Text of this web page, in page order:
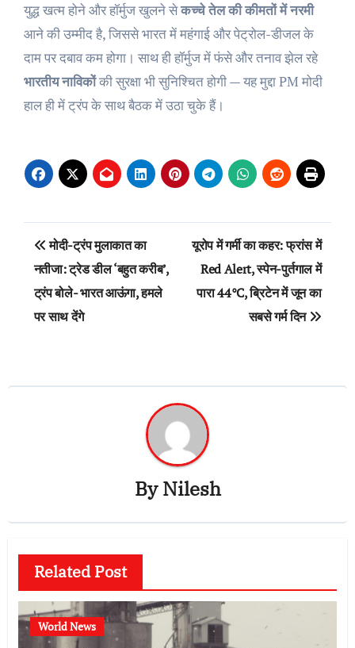
युद्ध खत्म होने और हॉर्मुज खुलने सेकच्चे तेल की कीमतों में नरमी
आने की उम्मीद है, जिससे भारत में महंगाई और पेट्रोल-डीजल के
दाम पर दबाव कम होगा। साथ ही हॉर्मुज में फंसे और तनाव झेल रहे
भारतीय नाविकोंकी सुरक्षा भी सुनिश्चित होगी — यह मुद्दा PM मोदी
हाल ही में ट्रंप के साथ बैठक में उठा चुके हैं।
Post
navigation
मोदी-ट्रंप मुलाकात का
नतीजा: ट्रेड डील ‘बहुत करीब’,
ट्रंप बोले- भारत आऊंगा, हमले
पर साथ देंगे
यूरोप में गर्मी का कहर: फ्रांस में
Red Alert, स्पेन-पुर्तगाल में
पारा 44°C, ब्रिटेन में जून का
सबसे गर्म दिन
ByNilesh
Related Post
World News